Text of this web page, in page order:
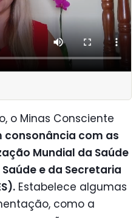
o Minas Consciente
com as
Mundial da Saúde
e da Secretaria
Estabelece algumas
como a